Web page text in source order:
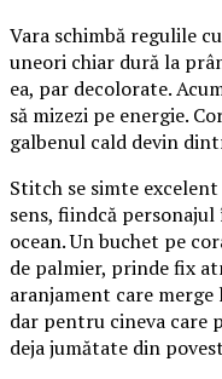
Vara schimbă regulile
uneori chiar dură la
ea, par decolorate.
să mizezi pe energie.
galbenul cald devin
Stitch se simte
sens, fiindcă
ocean. Un buchet pe
de palmier, prinde fix
aranjament care
dar pentru cineva care
deja jumătate din